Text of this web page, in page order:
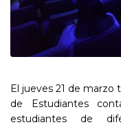
El jueves 21 de
de Estudiantes
estudiantes de